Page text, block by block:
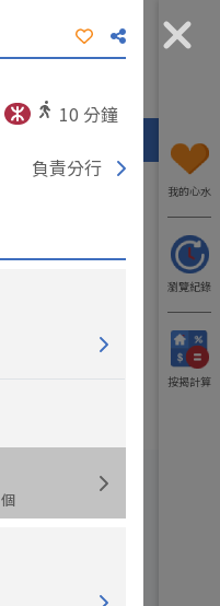
我要入行 了解我們
我的心水
瀏覽紀錄
按揭計算
10 分鐘
負責分行
個